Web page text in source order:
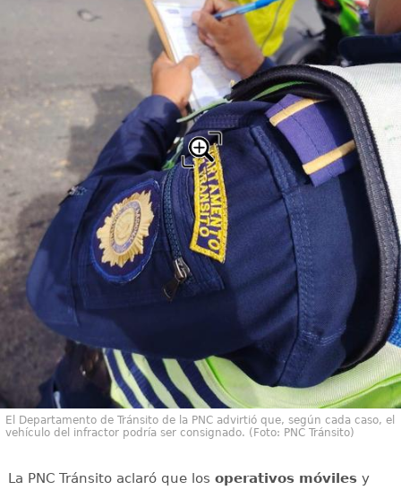
El Departamento de Tránsito de la PNC advirtió que, según cada caso, el
vehículo del infractor podría ser consignado. (Foto: PNC Tránsito)
La PNC Tránsito aclaró que los operativos móvilesy